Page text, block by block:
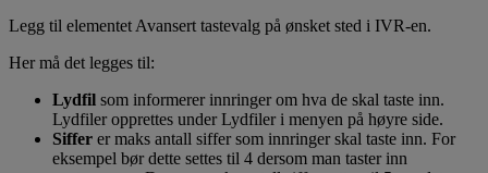
Legg til elementet Avansert tastevalg på ønsket sted i IVR-en.
Her må det legges til:
Lydfil som informerer innringer om hva de skal taste inn.
Lydfiler opprettes under Lydfiler i menyen på høyre side.
Siffer er maks antall siffer som innringer skal taste inn. For
eksempel bør dette settes til 4 dersom man taster inn